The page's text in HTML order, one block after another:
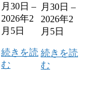
月30日 –
2026年2
月5日
続きを読
む
月30日 –
2026年2
月5日
続きを読
む